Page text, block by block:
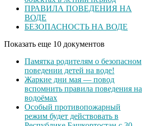
ПРАВИЛА ПОВЕДЕНИЯ НА
ВОДЕ
БЕЗОПАСНОСТЬ НА ВОДЕ
Показать еще 10 документов
Памятка родителям о безопасном
поведении детей на воде!
Жаркие дни мая — повод
вспомнить правила поведения на
водоёмах
Особый противопожарный
режим будет действовать в